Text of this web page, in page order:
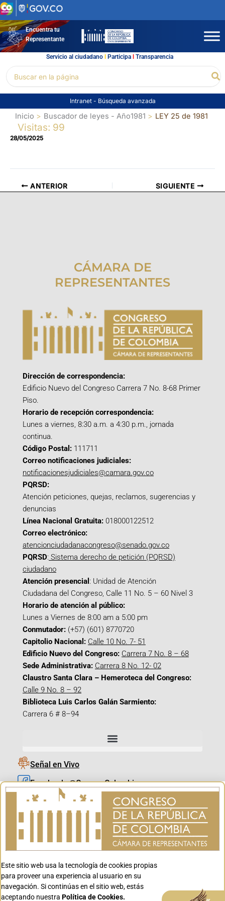
Ir
al
contenidoEncuentra tu
Representante
Servicio al ciudadano l Participal Transparencia
por:
Intranet - Búsqueda avanzada
Inicio Buscador de leyes - Año1981 LEY 25 de 1981
Visitas: 99
28/05/2025
ANTERIOR SIGUIENTE
CÁMARA DE
REPRESENTANTES
Dirección de correspondencia:
Edificio Nuevo del Congreso Carrera 7 No. 8-68 Primer
Piso.
Horario de recepción correspondencia:
Lunes a viernes, 8:30 a.m. a 4:30 p.m., jornada
continua.
Código Postal: 111711
Correo notificaciones judiciales:
notificacionesjudiciales@camara.gov.co
PQRSD:
Atención peticiones, quejas, reclamos, sugerencias y
denuncias
Línea Nacional Gratuita: 018000122512
Correo electrónico:
atencionciudadanacongreso@senado.gov.co
PQRSD: Sistema derecho de petición (PQRSD)
ciudadano
Atención presencial : Unidad de Atención
Ciudadana del Congreso, Calle 11 No. 5 – 60 Nivel 3
Horario de atención al público:
Lunes a Viernes de 8:00 am a 5:00 pm
Conmutador: (+57) (601) 8770720
Capitolio Nacional: Calle 10 No. 7- 51
Edificio Nuevo del Congreso: Carrera 7 No. 8 – 68
Sede Administrativa: Carrera 8 No. 12- 02
Claustro Santa Clara – Hemeroteca del Congreso:
Calle 9 No. 8 – 92
Biblioteca Luis Carlos Galán Sarmiento:
Carrera 6 # 8–94
Señal en Vivo
Facebook_@CamaraColombia
Instagram_@CamaraColombia
X_@CamaraColombia
Youtube_@CamaraColombia
Youtube_@CanalCongreso
Este sitio web usa la tecnología de cookies propias
para proveer una experiencia al usuario en su
navegación. Si continúas en el sitio web, estás
aceptando nuestra Política de Cookies. Aceptar